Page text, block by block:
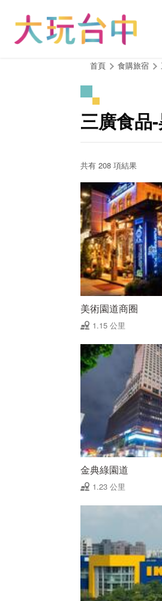
首頁 食購旅宿
三廣食品
共有 208 項結果
美術園道商圈
1.15 公里
金典綠園道
1.23 公里